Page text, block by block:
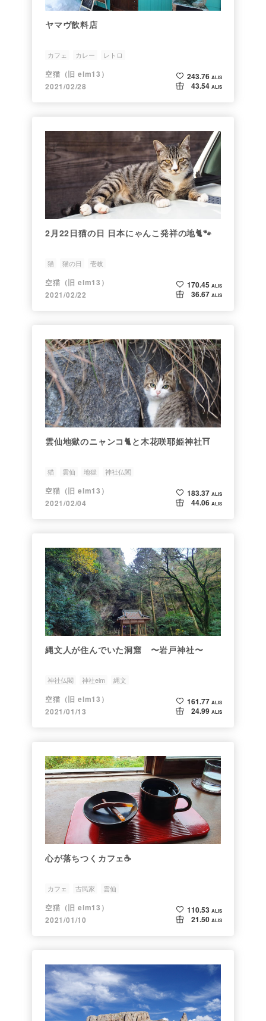
ヤマヴ飲料店
カフェ カレー レトロ
空猫（旧 elm13）
2021/02/28
243.76 ALIS
43.54 ALIS
2月22日猫の日 日本にゃんこ発祥の地🐈🐾
猫 猫の日 壱岐
空猫（旧 elm13）
2021/02/22
170.45 ALIS
36.67 ALIS
雲仙地獄のニャンコ🐈と木花咲耶姫神社⛩
猫 雲仙 地獄 神社仏閣
空猫（旧 elm13）
2021/02/04
183.37 ALIS
44.06 ALIS
縄文人が住んでいた洞窟 〜岩戸神社〜
神社仏閣 神社elm 縄文
空猫（旧 elm13）
2021/01/13
161.77 ALIS
24.99 ALIS
心が落ちつくカフェ☕️
カフェ 古民家 雲仙
空猫（旧 elm13）
2021/01/10
110.53 ALIS
21.50 ALIS